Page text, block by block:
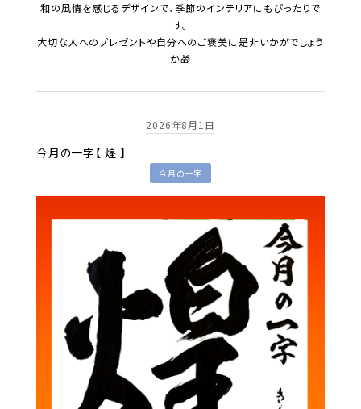
和の風情を感じるデザインで、季節のインテリアにもぴったりで
す。
大切な人へのプレゼントや自分へのご褒美に是非いかがでしょう
か🎁
2026年8月1日
今月の一字【 煌 】
今月の一字